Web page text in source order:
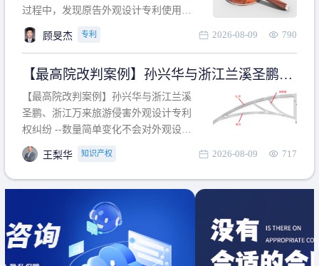
过程中，发现原告外观设计专利使用状
态参考图中的外观设计与被告涉案商品
的视觉效果存在显著区别。故就使用状
保护范围确定进行了研究，将办案体会
与研究过程记录如下： 简要结论： 笔者
提出使用状态参考图应以
顾旻杰 专利 2026-08-09 790
【最高院改判案例】孙兴华与浙江兰溪圣鹏、
浙江万来旅游侵害外观设计专利权纠纷
【最高院改判案例】孙兴华与浙江兰溪
圣鹏、浙江万来旅游侵害外观设计专利
权纠纷 --数量简单变化不会对外观设计
产生视觉影响，及现有设计抗辩与专利
无效再审改判可以执行回转 【承办律
师】 王梨华 浙江杭知桥律师事务所 【案
由】 侵害外观设计专利权纠纷 【案号索
引】 再审：最高人民法院(2019)最高法
民再2
王梨华 知识产权 2026-08-09 717